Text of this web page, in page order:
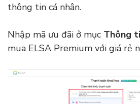
thông tin cá nhân.
Nhập mã ưu đãi ở mục Thông
mua ELSA Premium với giá rẻ